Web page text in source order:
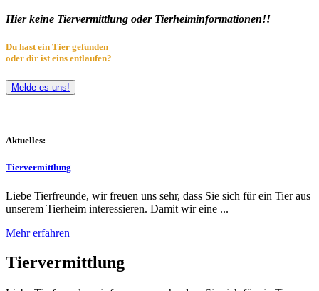
Hier keine Tiervermittlung oder Tierheiminformationen!!
Du hast ein Tier gefunden
oder dir ist eins entlaufen?
Melde es uns!
Aktuelles:
Tiervermittlung
Liebe Tierfreunde, wir freuen uns sehr, dass Sie sich für ein Tier aus
unserem Tierheim interessieren. Damit wir eine ...
Mehr erfahren
Tiervermittlung